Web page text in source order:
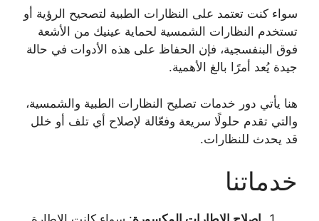
سواء كنت تعتمد على النظارات الطبية لتصحيح الرؤية أو
تستخدم النظارات الشمسية لحماية عينيك من الأشعة
فوق البنفسجية، فإن الحفاظ على هذه الأدوات في حالة
جيدة يُعد أمرًا بالغ الأهمية.
هنا يأتي دور خدمات تصليح النظارات الطبية والشمسية،
والتي تقدم حلولًا سريعة وفعّالة لإصلاح أي تلف أو خلل
قد يحدث للنظارات.
خدماتنا